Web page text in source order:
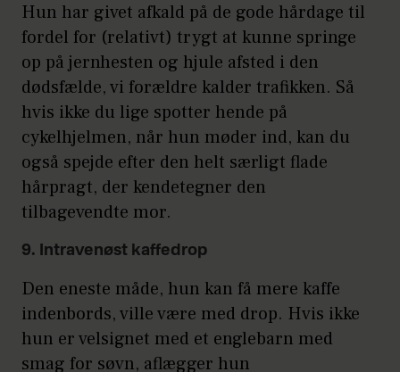
Hun har givet afkald på de gode hårdage til
fordel for (relativt) trygt at kunne springe
op på jernhesten og hjule afsted i den
dødsfælde, vi forældre kalder trafikken. Så
hvis ikke du lige spotter hende på
cykelhjelmen, når hun møder ind, kan du
også spejde efter den helt særligt flade
hårpragt, der kendetegner den
tilbagevendte mor.
9. Intravenøst kaffedrop
Den eneste måde, hun kan få mere kaffe
indenbords, ville være med drop. Hvis ikke
hun er velsignet med et englebarn med
smag for søvn, aflægger hun